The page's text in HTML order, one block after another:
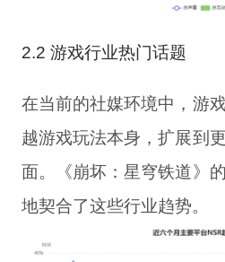
2.2 游戏行业热门话题
在当前的社媒环境中，游
越游戏玩法本身，扩展到
面。《崩坏：星穹铁道》
地契合了这些行业趋势。